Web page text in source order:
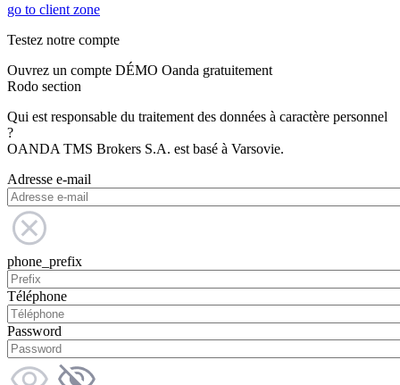
go to client zone
Testez notre compte
Ouvrez un compte DÉMO Oanda gratuitement
Rodo section
Qui est responsable du traitement des données à caractère personnel
?
OANDA TMS Brokers S.A. est basé à Varsovie.
Adresse e-mail
phone_prefix
Téléphone
Password